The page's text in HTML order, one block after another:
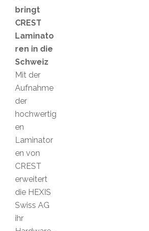
bringt
CREST
Laminato
ren in die
Schweiz
Mit der
Aufnahme
der
hochwertig
en
Laminator
en von
CREST
erweitert
die HEXIS
Swiss AG
ihr